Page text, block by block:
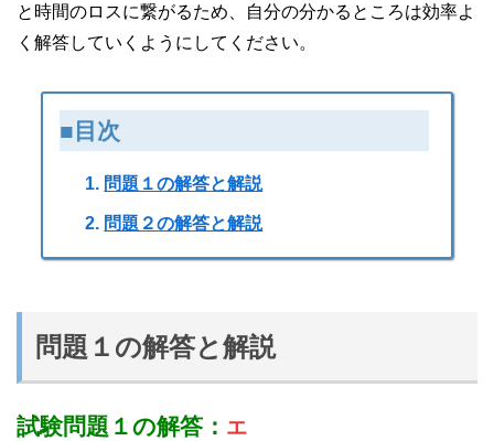
と時間のロスに繋がるため、自分の分かるところは効率よ
く解答していくようにしてください。
■目次
問題１の解答と解説
問題２の解答と解説
問題１の解答と解説
試験問題１の解答： エ